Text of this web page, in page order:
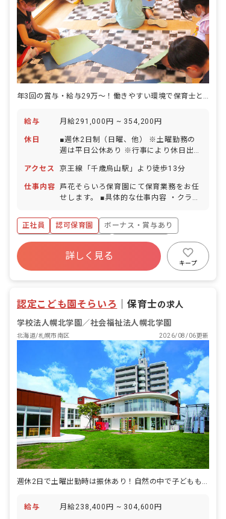
年3回の賞与・給与29万～！働きやすい環境で保育士として成長しましょう
給与 月給291,000円 ~ 354,200円
休日
■週休2日制（日曜、他） ※土曜勤務の
週は平日公休あり ※行事により休日出勤
1月3日） ■有給休暇（半日単位での取得
可／5日以上の連休相談OK）※6カ月経
過後に10日付与 ■産前産後・育児休暇
育休取得後も多くの方がご活躍されてお
ります ■介護休暇※取得実績あり ※年間
アクセス 京王線「千歳烏山駅」より徒歩13分
仕事内容 芦花そらいろ保育園にて保育業務をお任
せします。 ■具体的な仕事内容 ・クラス
正社員
認可保育園
ボーナス・賞与あり
寮・住宅・家賃補助あり
社会保険完備
福利厚生充実
退職金制度
詳しく見る
キープ
認定こども園そらいろ ｜保育士の求人
学校法人幌北学園／社会福祉法人幌北学園
北海道/札幌市南区 2026/08/06更新
週休2日で土曜出勤時は振休あり！自然の中で子どもも保育士ものびのび活動
給与 月給238,400円 ~ 304,600円